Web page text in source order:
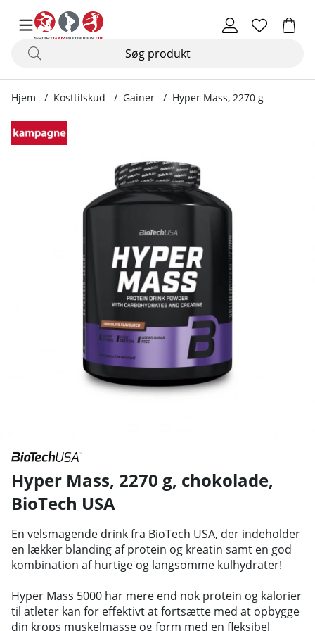
Hjem Kosttilskud Gainer Hyper Mass, 2270 g
Produktbilleder Hyper Mass, 2270 g
Hyper Mass, 2270 g, chokolade,
BioTech USA
En velsmagende drink fra BioTech USA, der indeholder
en lækker blanding af protein og kreatin samt en god
kombination af hurtige og langsomme kulhydrater!
Hyper Mass 5000 har mere end nok protein og kalorier
til atleter kan for effektivt at fortsætte med at opbygge
din krops muskelmasse og form med en fleksibel